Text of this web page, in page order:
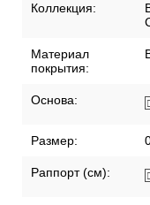
Коллекция:
Материал
покрытия:
Основа:
Размер:
Раппорт (см):